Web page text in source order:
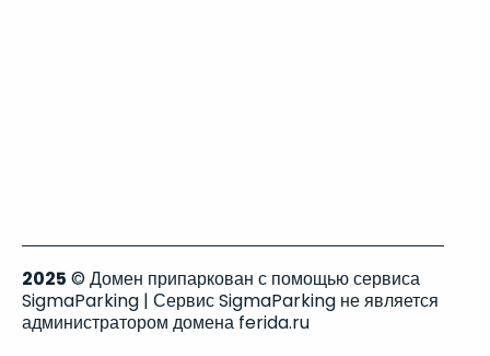
2025 © Домен припаркован с помощью сервиса
SigmaParking | Сервис SigmaParking не является
администратором домена ferida.ru